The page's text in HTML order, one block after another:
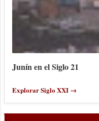
Junín en el Siglo 21
Explorar Siglo XXI →